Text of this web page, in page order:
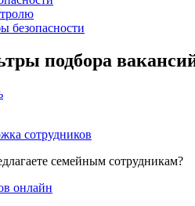
безопасности
подбора
сотрудников
семейным сотрудникам?
онлайн